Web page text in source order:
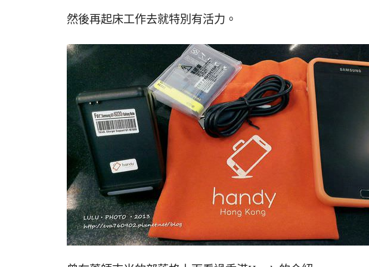
然後再起床工作去就特別有活力。